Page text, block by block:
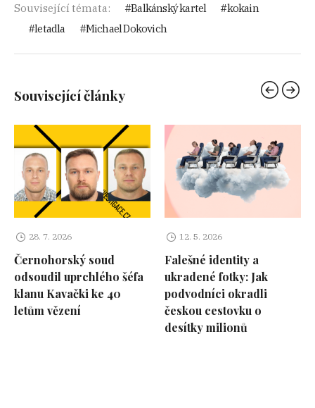
Související témata: Balkánský kartel
kokain
letadla
Michael Dokovich
Související články
28. 7. 2026
Černohorský soud
odsoudil uprchlého šéfa
klanu Kavački ke 40
letům vězení
12. 5. 2026
Falešné identity a
ukradené fotky: Jak
podvodníci okradli
českou cestovku o
desítky milionů